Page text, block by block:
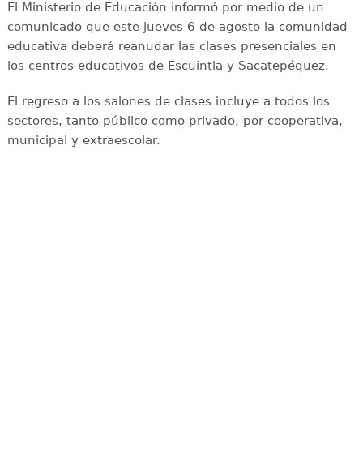
El Ministerio de Educación informó por medio de un
comunicado que este jueves 6 de agosto la comunidad
educativa deberá reanudar las clases presenciales en
los centros educativos de Escuintla y Sacatepéquez.
El regreso a los salones de clases incluye a todos los
sectores, tanto público como privado, por cooperativa,
municipal y extraescolar.